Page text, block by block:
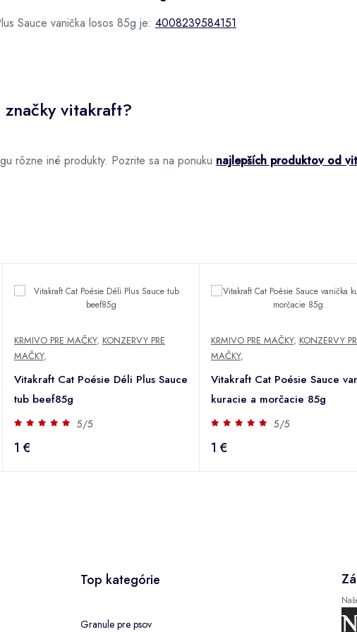
Sauce vanička losos 85g je: 4008239584151
vitakraft?
rôzne iné produkty. Pozrite sa na ponuku najlepších produktov od
KRMIVO PRE MAČKY, KONZERVY PRE
MAČKY,
Vitakraft Cat Poésie Déli Plus Sauce
tub beef85g
5/5
1 €
KRMIVO PRE MAČKY, KONZERVY
MAČKY,
Vitakraft Cat Poésie Sauce
kuracie a morčacie 85g
5/5
1 €
Top kategórie
Granule pre psov